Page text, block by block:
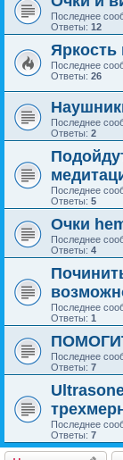
Последнее
Ответы: 12
Яркость
Последнее
Ответы: 26
Последнее
Ответы: 2
Последнее
Ответы: 5
Очки
Последнее
Ответы: 4
Последнее
Ответы: 1
Последнее
Ответы: 7
Последнее
Ответы: 7